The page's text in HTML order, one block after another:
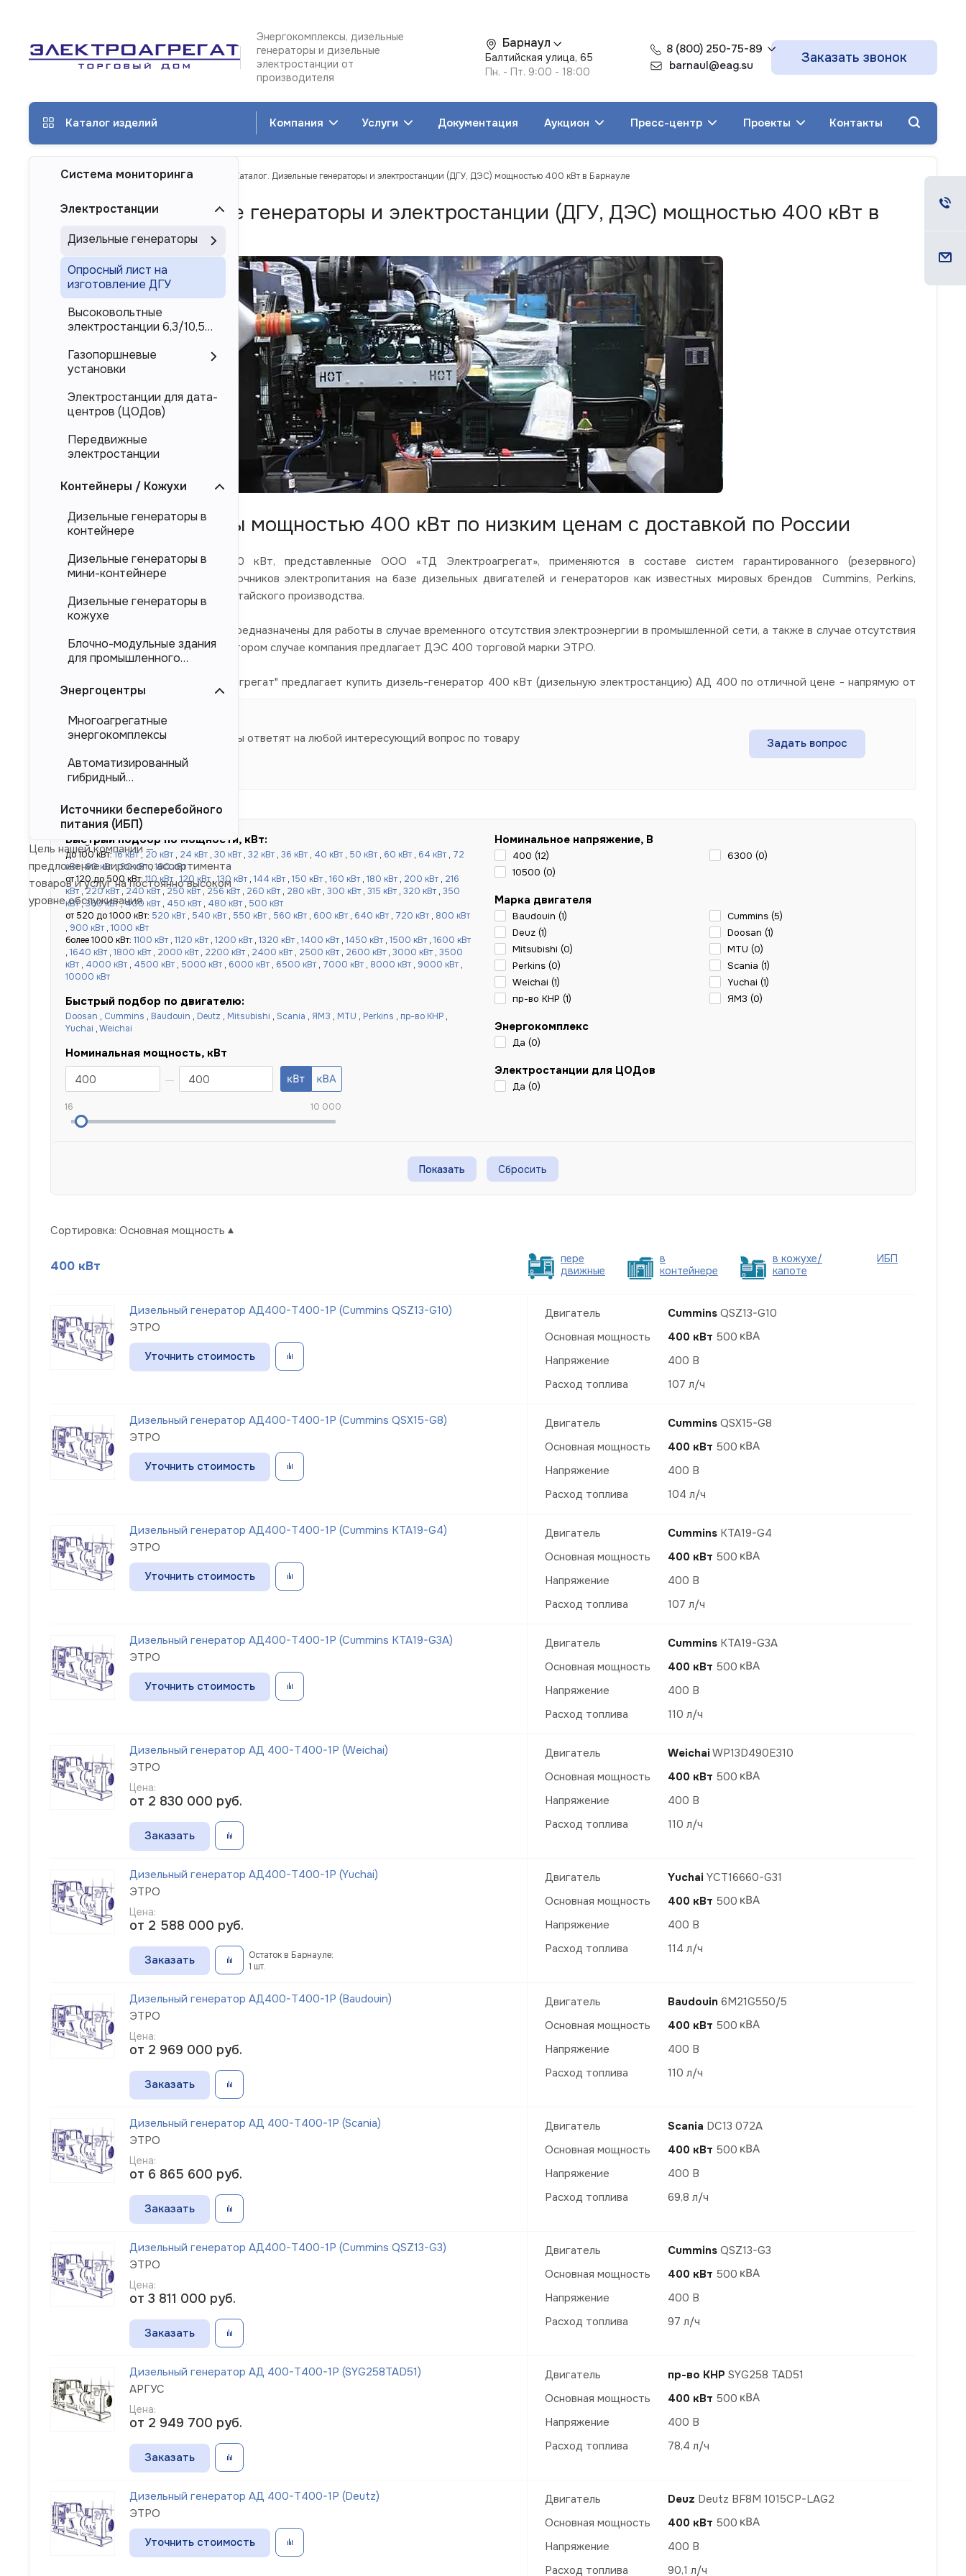
Энергокомплексы, дизельные
генераторы и дизельные
электростанции от
производителя
Барнаул
Балтийская улица, 65
Пн. - Пт. 9:00 - 18:00
8 (800) 250-75-89
barnaul@eag.su
Заказать звонок
Каталог изделий Компания Услуги Документация Аукцион Пресс-центр Проекты Контакты
ТД Электроагрегат Каталог изделий Каталог. Дизельные генераторы и электростанции (ДГУ, ДЭС) мощностью 400 кВт в Барнауле
Каталог. Дизельные генераторы и электростанции (ДГУ, ДЭС) мощностью 400 кВт в
Барнауле
Дизель-генераторы мощностью 400 кВт по низким ценам с доставкой по России
Дизельные электростанции 400 кВт, представленные ООО «ТД Электроагрегат», применяются в составе систем гарантированного (резервного)
электроснабжения в качестве источников электропитания на базе дизельных двигателей и генераторов как известных мировых брендов Cummins, Perkins,
Doosan, Deutz, Mitsubishi, так и и китайского производства.
Представленные в каталоге ДЭС предназначены для работы в случае временного отсутствия электроэнергии в промышленной сети, а также в случае отсутствия
магистральных электросетей. Во втором случае компания предлагает ДЭС 400 торговой марки ЭТРО.
Компания "Торговый Дом Электроагрегат" предлагает купить дизель-генератор 400 кВт (дизельную электростанцию) АД 400 по отличной цене - напрямую от
производителя.
Наши специалисты ответят на любой интересующий вопрос по товару Задать вопрос
Быстрый подбор по мощности, кВт:
до 100 кВт:16 кВт, 20 кВт , 24 кВт , 30 кВт , 32 кВт , 36 кВт , 40 кВт , 50 кВт , 60 кВт , 64 кВт , 72
кВт,80 кВт,90 кВт,100 кВт
от 120 до 500 кВт: 110 кВт,120 кВт,130 кВт , 144 кВт , 150 кВт , 160 кВт , 180 кВт , 200 кВт , 216
кВт ,220 кВт , 240 кВт , 250 кВт , 256 кВт , 260 кВт , 280 кВт , 300 кВт , 315 кВт , 320 кВт , 350
кВт,360 кВт,400 кВт , 450 кВт , 480 кВт , 500 кВт
от 520 до 1000 кВт: 520 кВт , 540 кВт , 550 кВт , 560 кВт , 600 кВт , 640 кВт , 720 кВт , 800 кВт
, 900 кВт , 1000 кВт
более 1000 кВт: 1100 кВт , 1120 кВт , 1200 кВт , 1320 кВт , 1400 кВт , 1450 кВт , 1500 кВт , 1600 кВт
, 1640 кВт , 1800 кВт , 2000 кВт , 2200 кВт , 2400 кВт , 2500 кВт , 2600 кВт , 3000 кВт , 3500
кВт , 4000 кВт , 4500 кВт , 5000 кВт , 6000 кВт , 6500 кВт , 7000 кВт , 8000 кВт , 9000 кВт ,
10000 кВт
Быстрый подбор по двигателю:
Doosan , Cummins , Baudouin , Deutz , Mitsubishi , Scania , ЯМЗ , MTU , Perkins , пр-во КНР ,
Yuchai ,Weichai
Номинальная мощность, кВт
16 10 000
Номинальное напряжение, В
400 (12) 6300 (0)
10500 (0)
Марка двигателя
Baudouin (1) Cummins (5)
Deuz (1) Doosan (1)
Mitsubishi (0) MTU (0)
Perkins (0) Scania (1)
Weichai (1) Yuchai (1)
пр-во КНР (1) ЯМЗ (0)
Энергокомплекс
Да (0)
Электростанции для ЦОДов
Да (0)
Сбросить
Сортировка: Основная мощность
400 кВт
пере
движные
в
контейнере
в кожухе/
капоте
ИБП
Дизельный генератор АД400-Т400-1Р (Cummins QSZ13-G10)
ЭТРО
Уточнить стоимость
Двигатель Cummins QSZ13-G10
Основная мощность
400 кВт 500
Напряжение
400 В
Расход топлива
107 л/ч
Дизельный генератор АД400-Т400-1Р (Cummins QSX15-G8)
ЭТРО
Уточнить стоимость
Двигатель Cummins QSX15-G8
Основная мощность
400 кВт 500
Напряжение
400 В
Расход топлива
104 л/ч
Дизельный генератор АД400-Т400-1Р (Cummins KTA19-G4)
ЭТРО
Уточнить стоимость
Двигатель Cummins KTA19-G4
Основная мощность
400 кВт 500
Напряжение
400 В
Расход топлива
107 л/ч
Дизельный генератор АД400-Т400-1Р (Cummins KTA19-G3A)
ЭТРО
Уточнить стоимость
Двигатель Cummins KTA19-G3A
Основная мощность
400 кВт 500
Напряжение
400 В
Расход топлива
110 л/ч
Дизельный генератор АД 400-Т400-1Р (Weichai)
ЭТРО
Цена:
от 2 830 000 руб.
Заказать
Двигатель Weichai WP13D490E310
Основная мощность
400 кВт 500
Напряжение
400 В
Расход топлива
110 л/ч
Дизельный генератор АД400-Т400-1Р (Yuchai)
ЭТРО
Цена:
от 2 588 000 руб.
Заказать
Остаток в Барнауле:
1 шт.
Двигатель Yuchai YCT16660-G31
Основная мощность
400 кВт 500
Напряжение
400 В
Расход топлива
114 л/ч
Дизельный генератор АД400-Т400-1Р (Baudouin)
ЭТРО
Цена:
от 2 969 000 руб.
Заказать
Двигатель Baudouin 6M21G550/5
Основная мощность
400 кВт 500
Напряжение
400 В
Расход топлива
110 л/ч
Дизельный генератор АД 400-Т400-1Р (Scania)
ЭТРО
Цена:
от 6 865 600 руб.
Заказать
Двигатель Scania DC13 072A
Основная мощность
400 кВт 500
Напряжение
400 В
Расход топлива
69,8 л/ч
Дизельный генератор АД400-Т400-1Р (Cummins QSZ13-G3)
ЭТРО
Цена:
от 3 811 000 руб.
Заказать
Двигатель Cummins QSZ13-G3
Основная мощность
400 кВт 500
Напряжение
400 В
Расход топлива
97 л/ч
Дизельный генератор АД 400-Т400-1Р (SYG258TAD51)
АРГУС
Цена:
от 2 949 700 руб.
Заказать
Двигатель пр-во КНР SYG258 TAD51
Основная мощность
400 кВт 500
Напряжение
400 В
Расход топлива
78,4 л/ч
Дизельный генератор АД 400-Т400-1Р (Deutz)
ЭТРО
Уточнить стоимость
Двигатель Deuz Deutz BF8M 1015CP-LAG2
Основная мощность
400 кВт 500
Напряжение
400 В
Расход топлива
90,1 л/ч
Система мониторинга
Электростанции
Дизельные генераторы
Опросный лист на
изготовление ДГУ
Высоковольтные
электростанции 6,3/10,5
Газопоршневые
установки
Электростанции для дата-
центров (ЦОДов)
Передвижные
электростанции
Контейнеры / Кожухи
Дизельные генераторы в
контейнере
Дизельные генераторы в
мини-контейнере
Дизельные генераторы в
кожухе
Блочно-модульные здания
для промышленного
оборудования (БМЗ)
Энергоцентры
Многоагрегатные
энергокомплексы
Автоматизированный
гибридный
Источники бесперебойного
питания (ИБП)
Цель нашей компании —
предложение широкого ассортимента
товаров и услуг на постоянно высоком
уровне обслуживания.